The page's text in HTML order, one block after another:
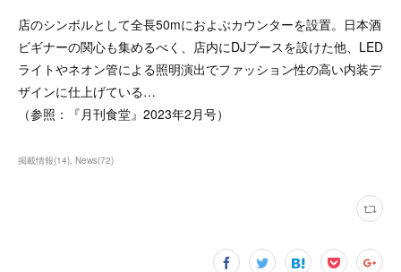
店のシンボルとして全長50mにおよぶカウンターを設置。日本酒
ビギナーの関心も集めるべく、店内にDJブースを設けた他、LED
ライトやネオン管による照明演出でファッション性の高い内装デ
ザインに仕上げている…
（参照：『月刊食堂』2023年2月号）
掲載情報(14) News(72)